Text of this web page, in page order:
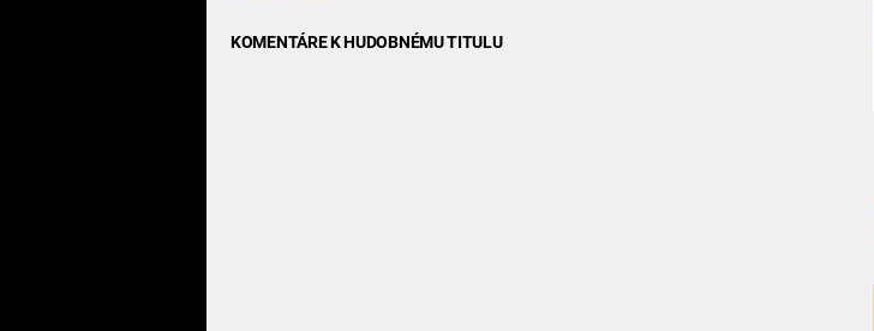
KOMENTÁRE K HUDOBNÉMU TITULU